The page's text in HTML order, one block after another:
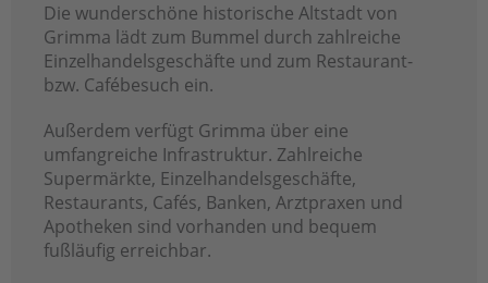
Die wunderschöne historische Altstadt von
Grimma lädt zum Bummel durch zahlreiche
Einzelhandelsgeschäfte und zum Restaurant-
bzw. Cafébesuch ein.
Außerdem verfügt Grimma über eine
umfangreiche Infrastruktur. Zahlreiche
Supermärkte, Einzelhandelsgeschäfte,
Restaurants, Cafés, Banken, Arztpraxen und
Apotheken sind vorhanden und bequem
fußläufig erreichbar.